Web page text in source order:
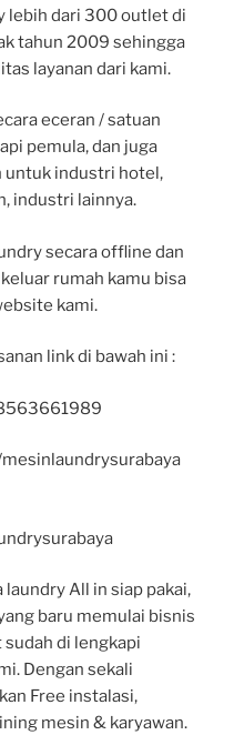
lebih dari 300 outlet di
tahun 2009 sehingga
layanan dari kami.
eceran / satuan
pemula, dan juga
untuk industri hotel,
industri lainnya.
secara offline dan
rumah kamu bisa
kami.
link di bawah ini :
All in siap pakai,
baru memulai bisnis
di lengkapi
Dengan sekali
Free instalasi,
mesin & karyawan.